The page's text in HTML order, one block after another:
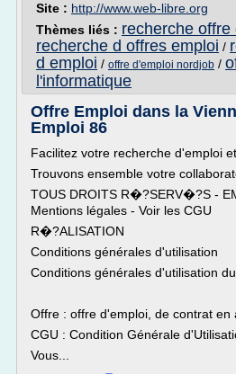
Site : http://www.web-libre.org
Thèmes liés : recherche offre
recherche d offres emploi /
d emploi / offre d'emploi nordjob /
l'informatique
Offre Emploi dans la
Emploi 86
Facilitez votre recherche d'emploi
Trouvons ensemble votre
TOUS DROITS R�?SERV�?S -
Mentions légales - Voir les CGU
R�?ALISATION
Conditions générales d'utilisation
Conditions générales d'utilisation
Offre : offre d'emploi, de contrat en
CGU : Condition Générale
Vous...